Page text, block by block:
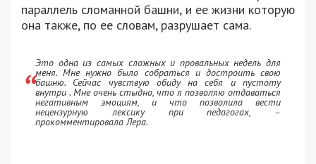
параллель сломанной башни, и ее жизни которую
она также, по ее словам, разрушает сама.
Это одна из самых сложных и провальных недель для
меня. Мне нужно было собраться и достроить свою
башню. Сейчас чувствую обиду на себя и пустоту
внутри . Мне очень стыдно, что я позволяю отдаваться
негативным эмоциям, и что позволила вести
нецензурную лексику при педагогах, –
прокомментировала Лера.